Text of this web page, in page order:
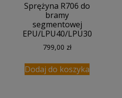
Sprężyna R706 do
bramy
segmentowej
EPU/LPU40/LPU30
799,00 zł
Dodaj do koszyka